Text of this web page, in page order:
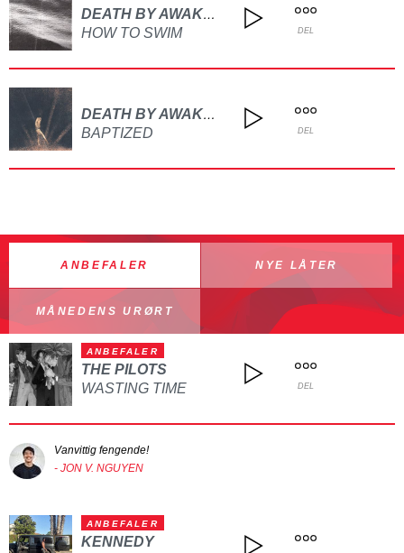
DEATH BY AWAKENING
HOW TO SWIM DEL
DEATH BY AWAKENING
BAPTIZED DEL
ANBEFALER NYE LÅTER
MÅNEDENS URØRT
ANBEFALER
THE PILOTS
WASTING TIME
DEL
Vanvittig fengende!
- JON V. NGUYEN
ANBEFALER
KENNEDY